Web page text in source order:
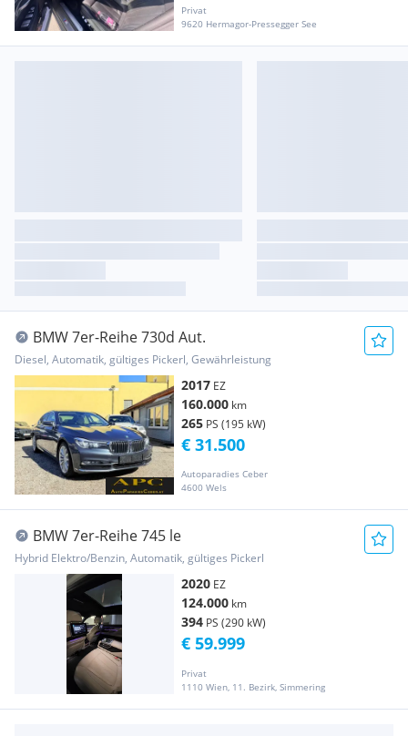
Privat
9620 Hermagor-Pressegger See
BMW 7er-Reihe 730d Aut.
Diesel, Automatik, gültiges Pickerl, Gewährleistung
2017 EZ
160.000 km
265 PS (195 kW)
Autoparadies Ceber
4600 Wels
€ 31.500
BMW 7er-Reihe 745 le
Hybrid Elektro/Benzin, Automatik, gültiges Pickerl
2020 EZ
124.000 km
394 PS (290 kW)
Privat
1110 Wien, 11. Bezirk, Simmering
€ 59.999